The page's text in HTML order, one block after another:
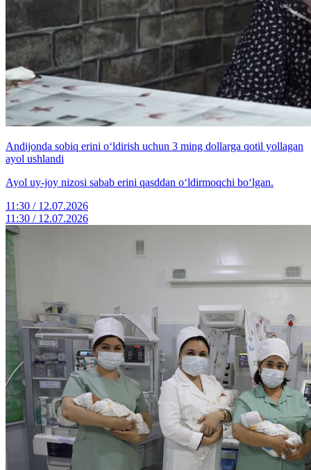
Andijonda sobiq erini o‘ldirish uchun 3 ming dollarga qotil yollagan
ayol ushlandi
Ayol uy-joy nizosi sabab erini qasddan o‘ldirmoqchi bo‘lgan.
11:30 / 12.07.2026
11:30 / 12.07.2026